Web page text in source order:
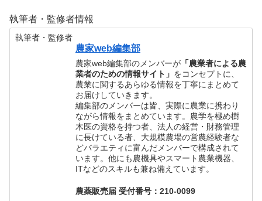
執筆者・監修者情報
執筆者・監修者
農家web編集部
農家web編集部のメンバーが 「農業者による農
業者のための情報サイト」 をコンセプトに、
農業に関するあらゆる情報を丁寧にまとめて
お届けしていきます。
編集部のメンバーは皆、実際に農業に携わり
ながら情報をまとめています。農学を極め樹
木医の資格を持つ者、法人の経営・財務管理
に長けている者、大規模農場の営農経験者な
どバラエティに富んだメンバーで構成されて
います。他にも農機具やスマート農業機器、
ITなどのスキルも兼ね備えています。
農薬販売届 受付番号：210-0099